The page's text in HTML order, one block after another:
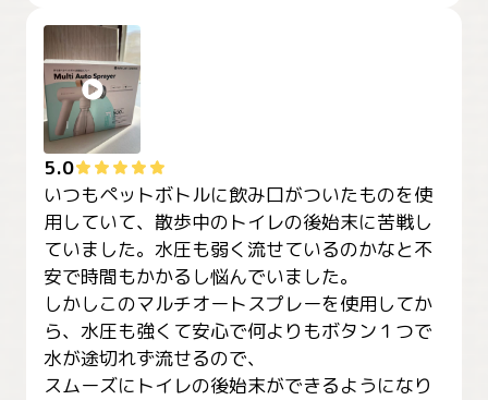
5.0
いつもペットボトルに飲み口がついたものを使
用していて、散歩中のトイレの後始末に苦戦し
ていました。水圧も弱く流せているのかなと不
安で時間もかかるし悩んでいました。
しかしこのマルチオートスプレーを使用してか
ら、水圧も強くて安心で何よりもボタン１つで
水が途切れず流せるので、
スムーズにトイレの後始末ができるようになり